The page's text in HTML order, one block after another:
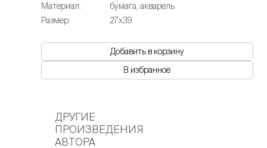
Материал:
бумага, акварель
Размер:
27х39
Добавить в корзину
В избранное
ДРУГИЕ
ПРОИЗВЕДЕНИЯ
АВТОРА